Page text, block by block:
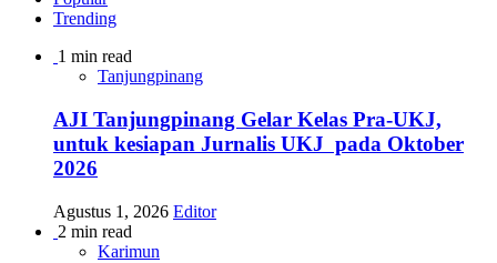
Trending
1 min read
Tanjungpinang
AJI Tanjungpinang Gelar Kelas Pra-UKJ,
untuk kesiapan Jurnalis UKJ pada Oktober
2026
Agustus 1, 2026 Editor
2 min read
Karimun